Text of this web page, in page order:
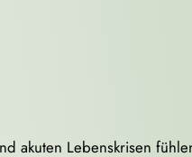
akuten Lebenskrisen